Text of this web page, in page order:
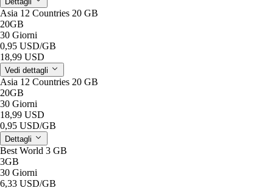
Asia 12 Countries 20 GB
20GB
30 Giorni
0,95 USD/GB
18,99 USD
Vedi dettagli
Asia 12 Countries 20 GB
20GB
30 Giorni
18,99 USD
0,95 USD/GB
Dettagli
Best World 3 GB
3GB
30 Giorni
6,33 USD/GB